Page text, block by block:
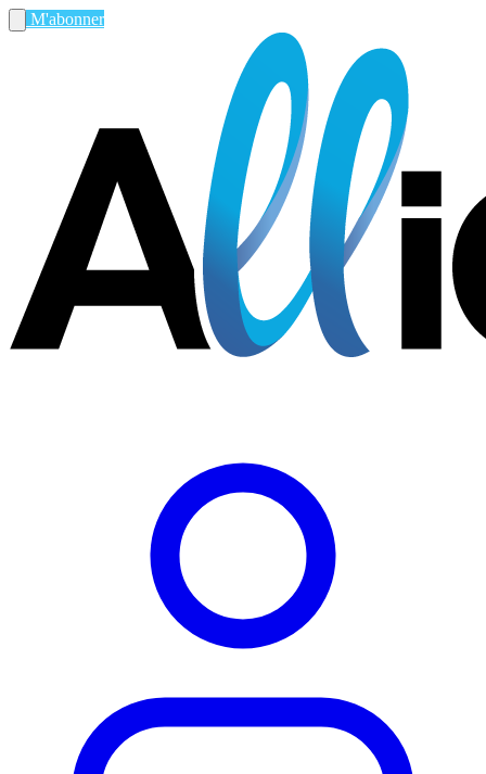
M'abonner